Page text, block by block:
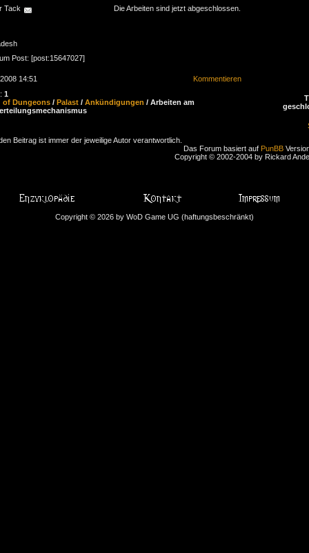
Tack
Post: [post:15647027]
Die Arbeiten sind jetzt abgeschlossen.
14:51
Kommentieren
1
of Dungeons / Palast / Ankündigungen / Arbeiten am
Beitrag ist immer der jeweilige Autor verantwortlich.
Das Forum basiert auf PunBB
Copyright © 2002-2004 by Rickard
Copyright © 2026 by WoD Game UG (haftungsbeschränkt)